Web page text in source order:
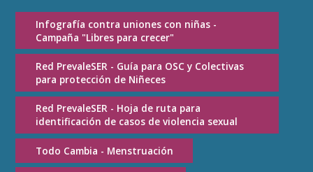
Infografía contra uniones con niñas -
Campaña "Libres para crecer"
Red PrevaleSER - Guía para OSC y Colectivas
para protección de Niñeces
Red PrevaleSER - Hoja de ruta para
identificación de casos de violencia sexual
Todo Cambia - Menstruación